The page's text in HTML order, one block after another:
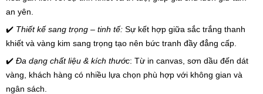
an yên.
✔️ Thiết kế sang trọng – tinh tế: Sự kết hợp giữa sắc trắng thanh
khiết và vàng kim sang trọng tạo nên bức tranh đầy đẳng cấp.
✔️ Đa dạng chất liệu & kích thước: Từ in canvas, sơn dầu đến dát
vàng, khách hàng có nhiều lựa chọn phù hợp với không gian và
ngân sách.